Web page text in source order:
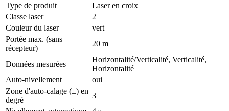
Type de produit
Laser en croix
Classe laser
2
Couleur du laser
vert
Portée max. (sans
récepteur)
20 m
Données mesurées
Horizontalité/Verticalité, Verticalité,
Horizontalité
Auto-nivellement
oui
Zone d'auto-calage (±) en
degré
3